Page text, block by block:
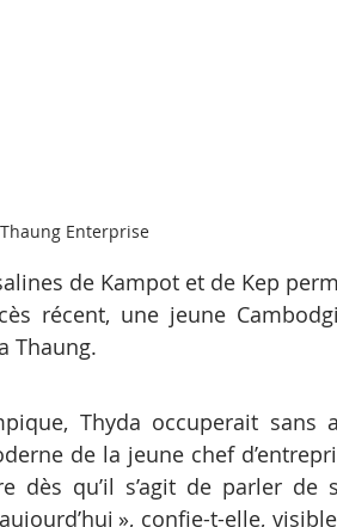
Enterprise
de Kampot et de Kep
récent, une jeune
Thaung.
Thyda occuperait sans
de la jeune chef
dès qu’il s’agit de parler de
», confie-t-elle,